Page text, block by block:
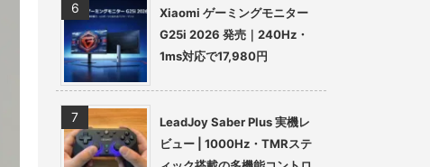
Xiaomi ゲーミングモニター
G25i 2026 発売｜240Hz・
1ms対応で17,980円
LeadJoy Saber Plus 実機レ
ビュー | 1000Hz・TMRステ